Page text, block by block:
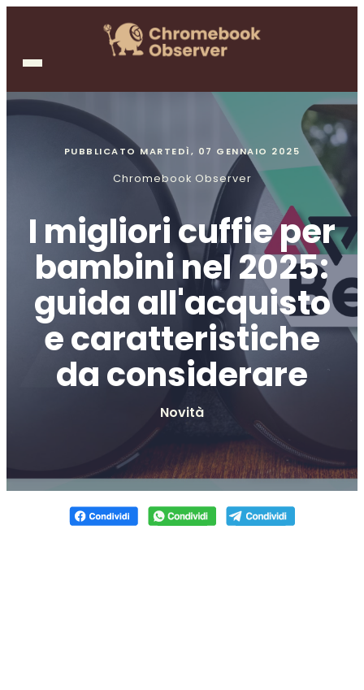
PUBBLICATOMARTEDÌ, 07 GENNAIO 2025
Chromebook Observer
I migliori cuffie per
bambini nel 2025:
guida all'acquisto
e caratteristiche
da considerare
Novità